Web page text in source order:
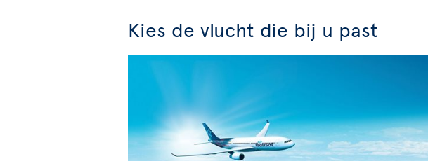
Kies de vlucht die bij u past